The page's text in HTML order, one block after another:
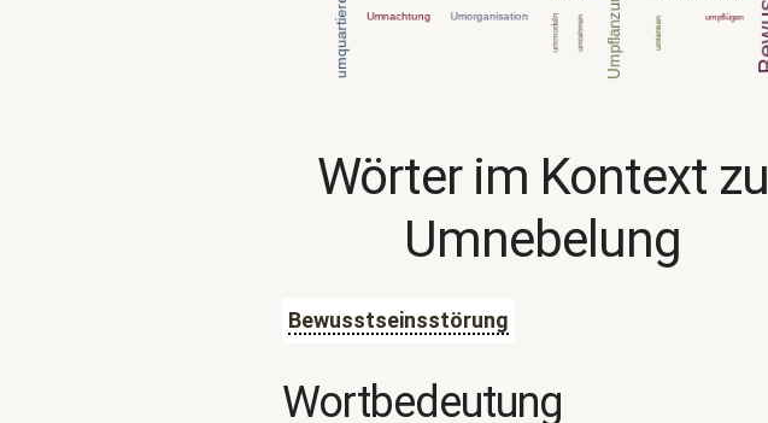
Wörter im Kontext zu
Umnebelung
Bewusstseinsstörung
Wortbedeutung